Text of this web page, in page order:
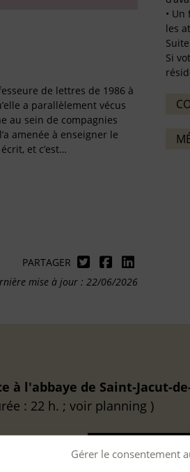
Gérer le consentement
de lettres de 1986 à
a parallèlement vécus
au sein de compagnies
amenée à enseigner le
et c’est…
PARTAGER
mise à jour : 22/06/2026
•
les
Si
à l'abbaye de Saint-Jacut-
: 22 h. ; voir planning )
DEMANDER UN